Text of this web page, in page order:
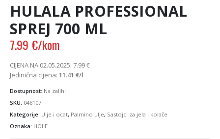
HULALA PROFESSIONAL
SPREJ 700 ML
7.99 €/kom
CIJENA NA 02.05.2025: 7.99€
Jedinična cijena: 11.41 €/l
Dostupnost: Na zalihi
SKU: 048107
Kategorije: Ulje i ocat, Palmino ulje, Sastojci za jela i kolače
Oznaka: HOLE